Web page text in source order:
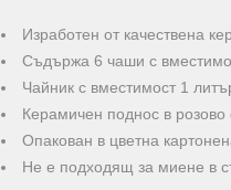
Изработен от качествена
Съдържа 6 чаши с
Чайник с вместимост 1
Керамичен поднос в
Опакован в цветна
Не е подходящ за миене в